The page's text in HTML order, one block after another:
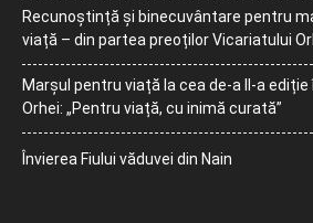
Recunoștință și binecuvântare pentru
viață – din partea preoților Vicariatului
Marșul pentru viață la cea de-a II-a ediție
Orhei: „Pentru viață, cu inimă curată”
Învierea Fiului văduvei din Nain